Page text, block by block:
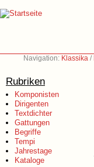
Navigation: Klassika /
Rubriken
Komponisten
Dirigenten
Textdichter
Gattungen
Begriffe
Tempi
Jahrestage
Kataloge